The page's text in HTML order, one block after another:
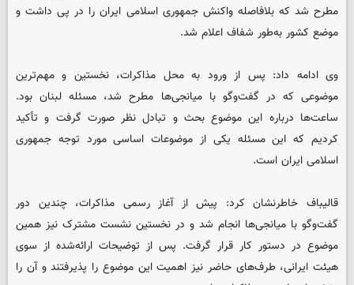
مطرح شد که بلافاصله واکنش جمهوری اسلامی ایران را در پی داشت و
موضع کشور به‌طور شفاف اعلام شد.
وی ادامه داد: پس از ورود به محل مذاکرات، نخستین و مهم‌ترین
موضوعی که در گفت‌وگو با میانجی‌ها مطرح شد، مسئله لبنان بود.
ساعت‌ها درباره این موضوع بحث و تبادل نظر صورت گرفت و تأکید
کردیم که این مسئله یکی از موضوعات اساسی مورد توجه جمهوری
اسلامی ایران است.
قالیباف خاطرنشان کرد: پیش از آغاز رسمی مذاکرات، چندین دور
گفت‌وگو با میانجی‌ها انجام شد و در نخستین نشست مشترک نیز همین
موضوع در دستور کار قرار گرفت. پس از توضیحات ارائه‌شده از سوی
هیئت ایرانی، طرف‌های حاضر نیز اهمیت این موضوع را پذیرفتند و آن را